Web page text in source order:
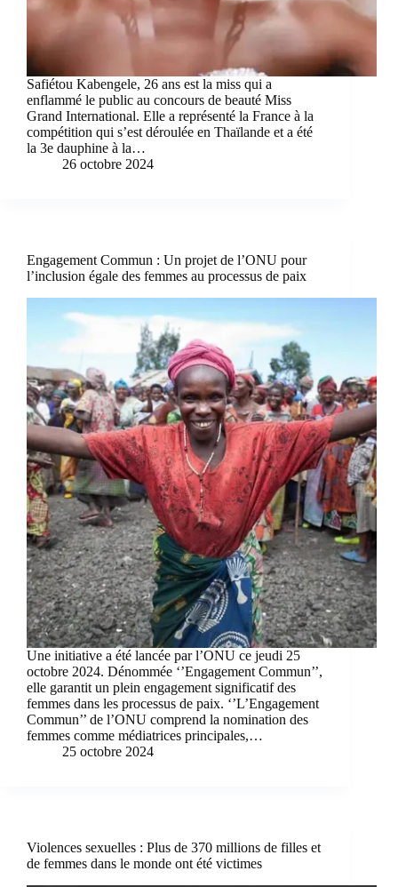
Safiétou Kabengele, 26 ans est la miss qui a
enflammé le public au concours de beauté Miss
Grand International. Elle a représenté la France à la
compétition qui s’est déroulée en Thaïlande et a été
la 3e dauphine à la…
26 octobre 2024
Engagement Commun : Un projet de l’ONU pour
l’inclusion égale des femmes au processus de paix
Une initiative a été lancée par l’ONU ce jeudi 25
octobre 2024. Dénommée ‘’Engagement Commun’’,
elle garantit un plein engagement significatif des
femmes dans les processus de paix. ‘’L’Engagement
Commun’’ de l’ONU comprend la nomination des
femmes comme médiatrices principales,…
25 octobre 2024
Violences sexuelles : Plus de 370 millions de filles et
de femmes dans le monde ont été victimes